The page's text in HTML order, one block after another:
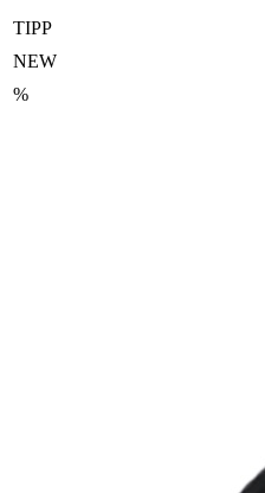
TIPP
NEW
%